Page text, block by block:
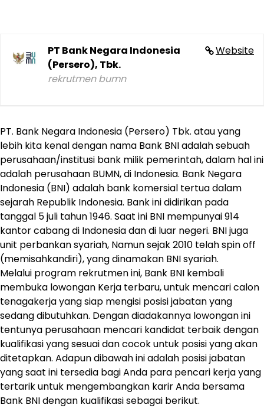
Website
PT Bank Negara Indonesia
(Persero), Tbk.
rekrutmen bumn
PT. Bank Negara Indonesia (Persero) Tbk. atau yang
lebih kita kenal dengan nama Bank BNI adalah sebuah
perusahaan/institusi bank milik pemerintah, dalam hal ini
adalah perusahaan BUMN, di Indonesia. Bank Negara
Indonesia (BNI) adalah bank komersial tertua dalam
sejarah Republik Indonesia. Bank ini didirikan pada
tanggal 5 juli tahun 1946. Saat ini BNI mempunyai 914
kantor cabang di Indonesia dan di luar negeri. BNI juga
unit perbankan syariah, Namun sejak 2010 telah spin off
(memisahkandiri), yang dinamakan BNI syariah.
Melalui program rekrutmen ini, Bank BNI kembali
membuka lowongan Kerja terbaru, untuk mencari calon
tenagakerja yang siap mengisi posisi jabatan yang
sedang dibutuhkan. Dengan diadakannya lowongan ini
tentunya perusahaan mencari kandidat terbaik dengan
kualifikasi yang sesuai dan cocok untuk posisi yang akan
ditetapkan. Adapun dibawah ini adalah posisi jabatan
yang saat ini tersedia bagi Anda para pencari kerja yang
tertarik untuk mengembangkan karir Anda bersama
Bank BNI dengan kualifikasi sebagai berikut.